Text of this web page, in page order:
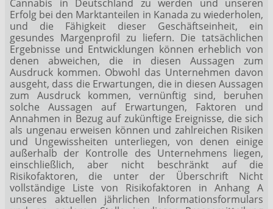
Cannabis in Deutschland zu werden und unseren
Erfolg bei den Marktanteilen in Kanada zu wiederholen,
und die Fähigkeit dieser Geschäftseinheit, ein
gesundes Margenprofil zu liefern. Die tatsächlichen
Ergebnisse und Entwicklungen können erheblich von
denen abweichen, die in diesen Aussagen zum
Ausdruck kommen. Obwohl das Unternehmen davon
ausgeht, dass die Erwartungen, die in diesen Aussagen
zum Ausdruck kommen, vernünftig sind, beruhen
solche Aussagen auf Erwartungen, Faktoren und
Annahmen in Bezug auf zukünftige Ereignisse, die sich
als ungenau erweisen können und zahlreichen Risiken
und Ungewissheiten unterliegen, von denen einige
außerhalb der Kontrolle des Unternehmens liegen,
einschließlich, aber nicht beschränkt auf die
Risikofaktoren, die unter der Überschrift Nicht
vollständige Liste von Risikofaktoren in Anhang A
unseres aktuellen jährlichen Informationsformulars